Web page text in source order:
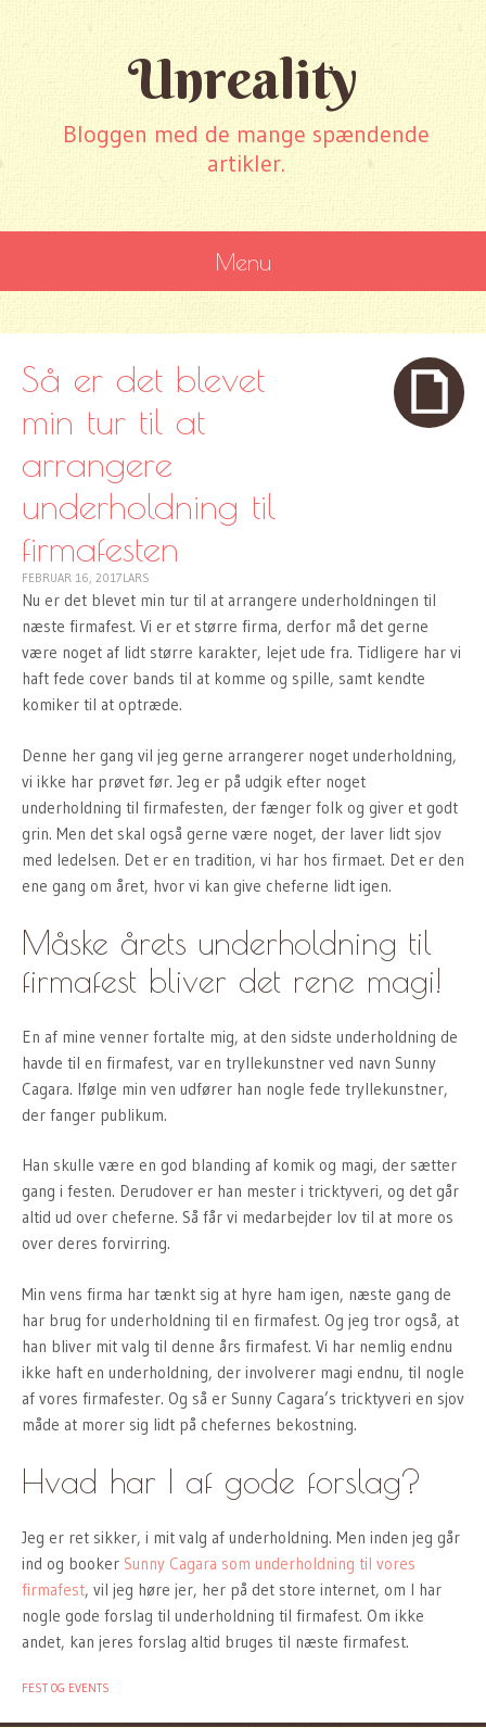
Unreality
Bloggen med de mange spændende
artikler.
Menu
CONTENT
Så er det blevet
min tur til at
arrangere
underholdning til
firmafesten
FEBRUAR 16, 2017LARS
Nu er det blevet min tur til at arrangere underholdningen til
næste firmafest. Vi er et større firma, derfor må det gerne
være noget af lidt større karakter, lejet ude fra. Tidligere har vi
haft fede cover bands til at komme og spille, samt kendte
komiker til at optræde.
Denne her gang vil jeg gerne arrangerer noget underholdning,
vi ikke har prøvet før. Jeg er på udgik efter noget
underholdning til firmafesten, der fænger folk og giver et godt
grin. Men det skal også gerne være noget, der laver lidt sjov
med ledelsen. Det er en tradition, vi har hos firmaet. Det er den
ene gang om året, hvor vi kan give cheferne lidt igen.
Måske årets underholdning til
firmafest bliver det rene magi!
En af mine venner fortalte mig, at den sidste underholdning de
havde til en firmafest, var en tryllekunstner ved navn Sunny
Cagara. Ifølge min ven udfører han nogle fede tryllekunstner,
der fanger publikum.
Han skulle være en god blanding af komik og magi, der sætter
gang i festen. Derudover er han mester i tricktyveri, og det går
altid ud over cheferne. Så får vi medarbejder lov til at more os
over deres forvirring.
Min vens firma har tænkt sig at hyre ham igen, næste gang de
har brug for underholdning til en firmafest. Og jeg tror også, at
han bliver mit valg til denne års firmafest. Vi har nemlig endnu
ikke haft en underholdning, der involverer magi endnu, til nogle
af vores firmafester. Og så er Sunny Cagara’s tricktyveri en sjov
måde at morer sig lidt på chefernes bekostning.
Hvad har I af gode forslag?
Jeg er ret sikker, i mit valg af underholdning. Men inden jeg går
ind og booker Sunny Cagara som underholdning til vores
firmafest, vil jeg høre jer, her på det store internet, om I har
nogle gode forslag til underholdning til firmafest. Om ikke
andet, kan jeres forslag altid bruges til næste firmafest.
FEST OG EVENTS